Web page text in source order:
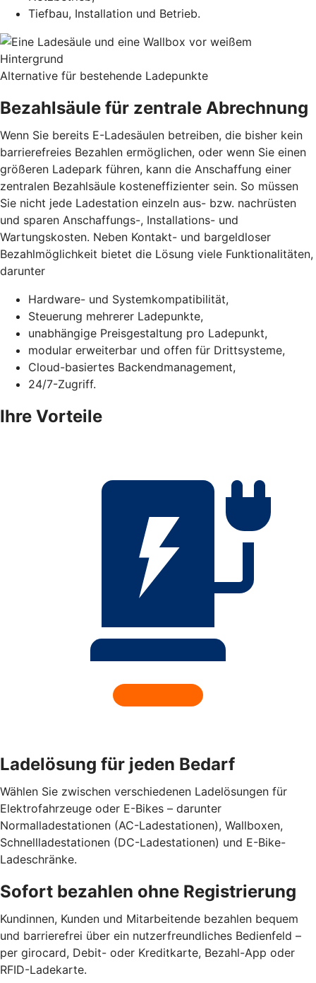
Tiefbau, Installation und Betrieb.
Alternative für bestehende Ladepunkte
Bezahlsäule für zentrale Abrechnung
Wenn Sie bereits E-Ladesäulen betreiben, die bisher kein
barrierefreies Bezahlen ermöglichen, oder wenn Sie einen
größeren Ladepark führen, kann die Anschaffung einer
zentralen Bezahlsäule kosteneffizienter sein. So müssen
Sie nicht jede Ladestation einzeln aus- bzw. nachrüsten
und sparen Anschaffungs-, Installations- und
Wartungskosten. Neben Kontakt- und bargeldloser
Bezahlmöglichkeit bietet die Lösung viele Funktionalitäten,
darunter
Hardware- und Systemkompatibilität,
Steuerung mehrerer Ladepunkte,
unabhängige Preisgestaltung pro Ladepunkt,
modular erweiterbar und offen für Drittsysteme,
Cloud-basiertes Backendmanagement,
24/7-Zugriff.
Ihre Vorteile
Ladelösung für jeden Bedarf
Wählen Sie zwischen verschiedenen Ladelösungen für
Elektrofahrzeuge oder E-Bikes – darunter
Normalladestationen (AC-Ladestationen), Wallboxen,
Schnellladestationen (DC-Ladestationen) und E-Bike-
Ladeschränke.
Sofort bezahlen ohne Registrierung
Kundinnen, Kunden und Mitarbeitende bezahlen bequem
und barrierefrei über ein nutzerfreundliches Bedienfeld –
per girocard, Debit- oder Kreditkarte, Bezahl-App oder
RFID-Ladekarte.